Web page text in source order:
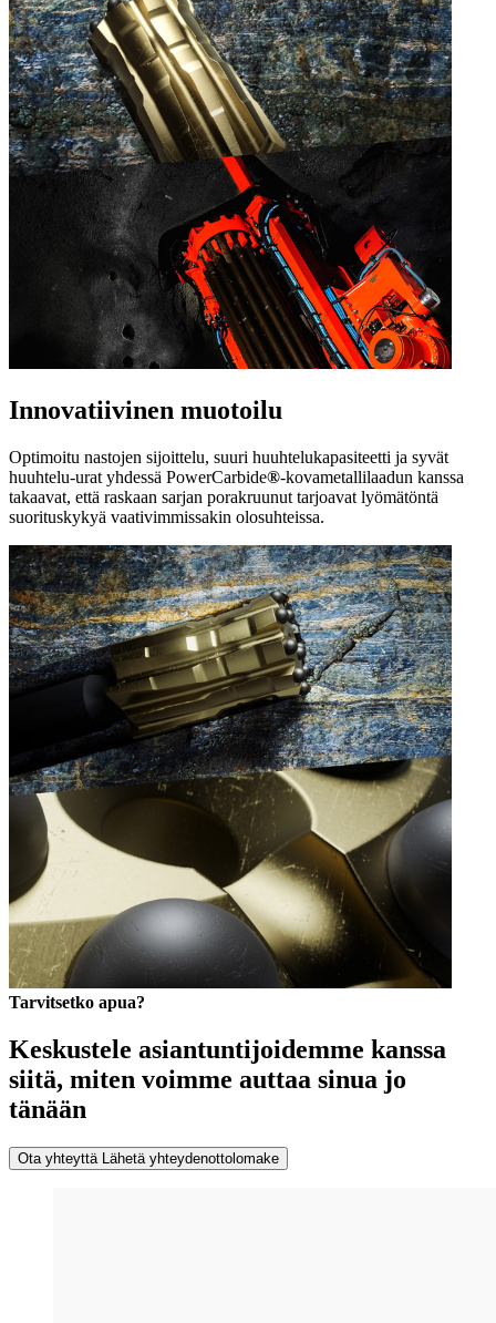
Innovatiivinen muotoilu
Optimoitu nastojen sijoittelu, suuri huuhtelukapasiteetti ja syvät
huuhtelu-urat yhdessä PowerCarbide®‑kovametallilaadun kanssa
takaavat, että raskaan sarjan porakruunut tarjoavat lyömätöntä
suorituskykyä vaativimmissakin olosuhteissa.
Tarvitsetko apua?
Keskustele asiantuntijoidemme kanssa
siitä, miten voimme auttaa sinua jo
tänään
Ota yhteyttä Lähetä yhteydenottolomake